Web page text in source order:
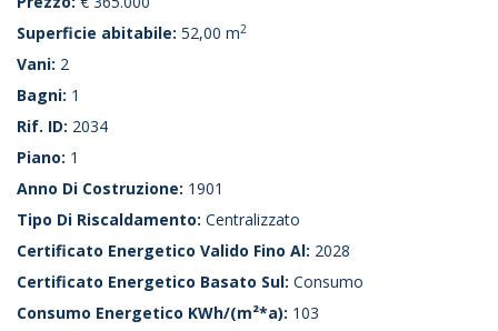
Superficie abitabile: 52,00 m2
Vani: 2
Bagni: 1
Rif. ID: 2034
Piano: 1
Anno Di Costruzione: 1901
Tipo Di Riscaldamento: Centralizzato
Certificato Energetico Valido Fino Al: 2028
Certificato Energetico Basato Sul: Consumo
Consumo Energetico KWh/(m²*a): 103